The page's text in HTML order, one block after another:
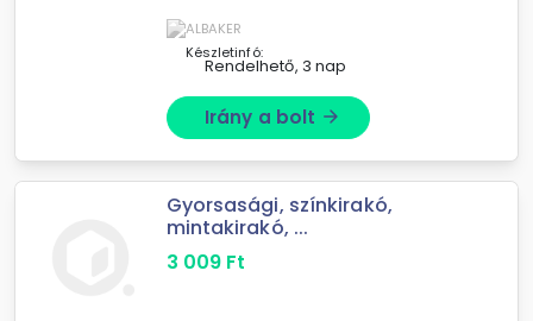
szövetek ...
Készletinfó:
Rendelhető, 3 nap
Irány a bolt arrow_forward
Gyorsasági, színkirakó,
mintakirakó, ...
3 009 Ft